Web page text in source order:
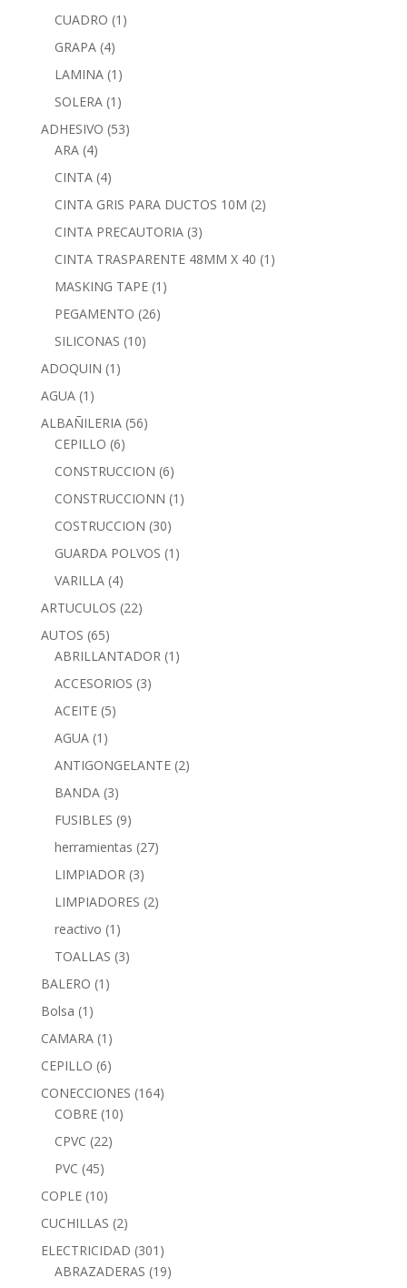
CUADRO (1)
GRAPA (4)
LAMINA (1)
SOLERA (1)
ADHESIVO (53)
ARA (4)
CINTA (4)
CINTA GRIS PARA DUCTOS 10M (2)
CINTA PRECAUTORIA (3)
CINTA TRASPARENTE 48MM X 40 (1)
MASKING TAPE (1)
PEGAMENTO (26)
SILICONAS (10)
ADOQUIN (1)
AGUA (1)
ALBAÑILERIA (56)
CEPILLO (6)
CONSTRUCCION (6)
CONSTRUCCIONN (1)
COSTRUCCION (30)
GUARDA POLVOS (1)
VARILLA (4)
ARTUCULOS (22)
AUTOS (65)
ABRILLANTADOR (1)
ACCESORIOS (3)
ACEITE (5)
AGUA (1)
ANTIGONGELANTE (2)
BANDA (3)
FUSIBLES (9)
herramientas (27)
LIMPIADOR (3)
LIMPIADORES (2)
reactivo (1)
TOALLAS (3)
BALERO (1)
Bolsa (1)
CAMARA (1)
CEPILLO (6)
CONECCIONES (164)
COBRE (10)
CPVC (22)
PVC (45)
COPLE (10)
CUCHILLAS (2)
ELECTRICIDAD (301)
ABRAZADERAS (19)